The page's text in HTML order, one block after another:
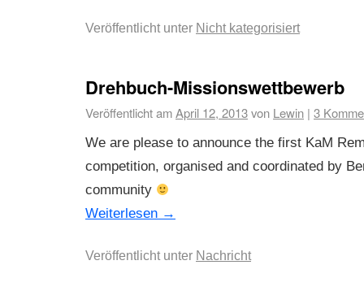
Veröffentlicht unter Nicht kategorisiert
Drehbuch-Missionswettbewerb
Veröffentlicht amApril 12, 2013von Lewin | 3
We are please to announce the first KaM
competition, organised and coordinated by
community
Weiterlesen →
Veröffentlicht unter Nachricht